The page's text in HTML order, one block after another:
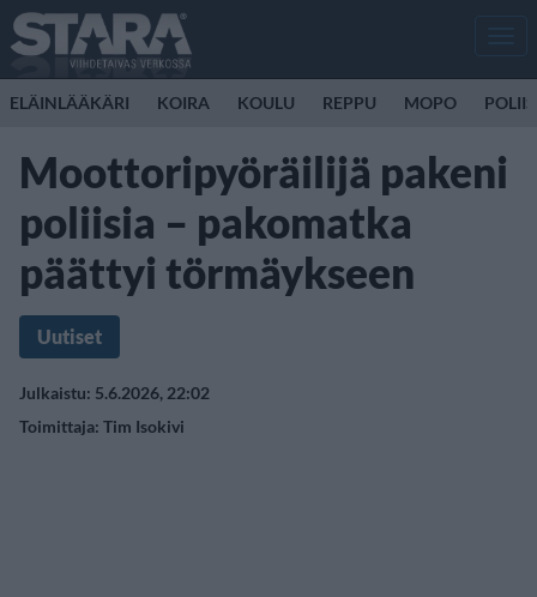
ELÄINLÄÄKÄRI KOIRA KOULU REPPU MOPO
Moottoripyöräilijä pakeni
poliisia – pakomatka
päättyi törmäykseen
Uutiset
Julkaistu: 5.6.2026, 22:02
Toimittaja: Tim Isokivi